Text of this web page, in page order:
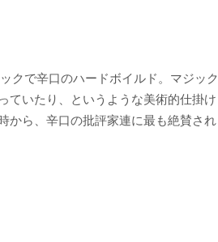
クで辛口のハードボイルド。マジック
ていたり、というような美術的仕掛け
から、辛口の批評家連に最も絶賛され